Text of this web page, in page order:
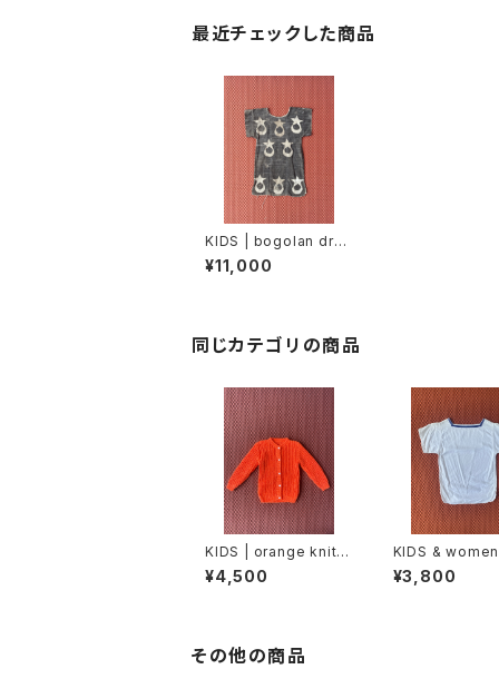
最近チェックした商品
KIDS | bogolan dres
s (120cm)
¥11,000
同じカテゴリの商品
KIDS | orange knit c
ardigan (100cm)
¥4,500
KIDS &
or tops
¥3,800
その他の商品